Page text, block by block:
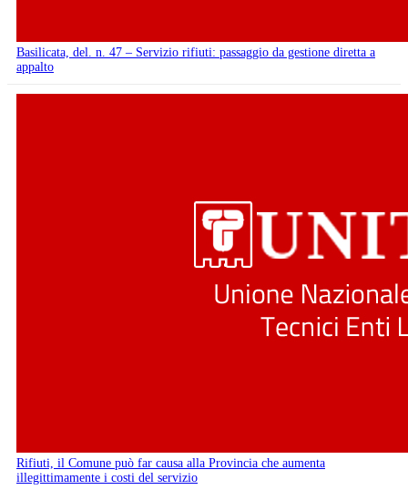
Basilicata, del. n. 47 – Servizio rifiuti: passaggio da gestione diretta a
appalto
Rifiuti, il Comune può far causa alla Provincia che aumenta
illegittimamente i costi del servizio